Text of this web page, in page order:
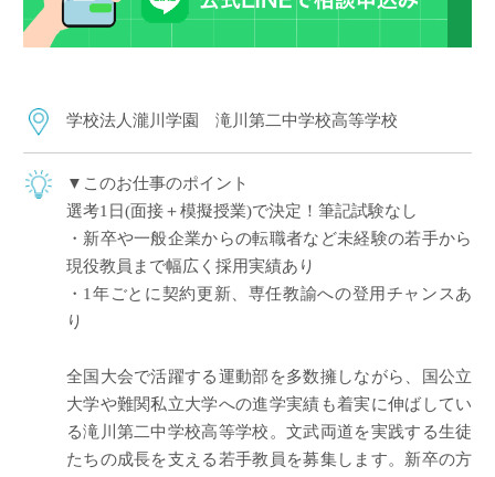
学校法人瀧川学園 滝川第二中学校高等学校
▼このお仕事のポイント
選考1日(面接＋模擬授業)で決定！筆記試験なし
・新卒や一般企業からの転職者など未経験の若手から
現役教員まで幅広く採用実績あり
・1年ごとに契約更新、専任教諭への登用チャンスあ
り
全国大会で活躍する運動部を多数擁しながら、国公立
大学や難関私立大学への進学実績も着実に伸ばしてい
る滝川第二中学校高等学校。文武両道を実践する生徒
たちの成長を支える若手教員を募集します。新卒の方